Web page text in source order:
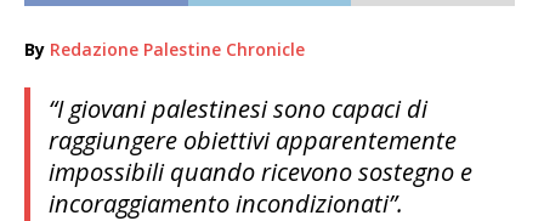
By Redazione Palestine Chronicle
“I giovani palestinesi sono capaci di
raggiungere obiettivi apparentemente
impossibili quando ricevono sostegno e
incoraggiamento incondizionati”.